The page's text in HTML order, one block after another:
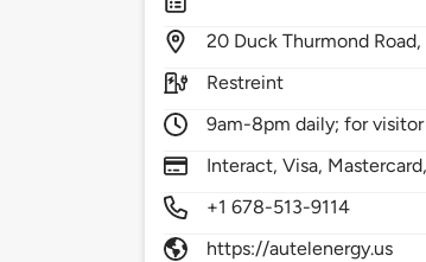
20 Duck Thurmond Road,
Restreint
9am-8pm daily; for
Interact, Visa,
+1 678-513-9114
https://autelenergy.us